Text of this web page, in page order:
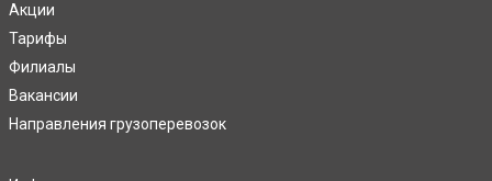
Акции
Тарифы
Филиалы
Вакансии
Направления грузоперевозок